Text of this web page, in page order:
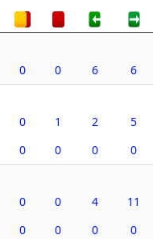
0 0 6
6
0 1 2
5
0 0 0
0
0 0 4
11
0 0 0
0